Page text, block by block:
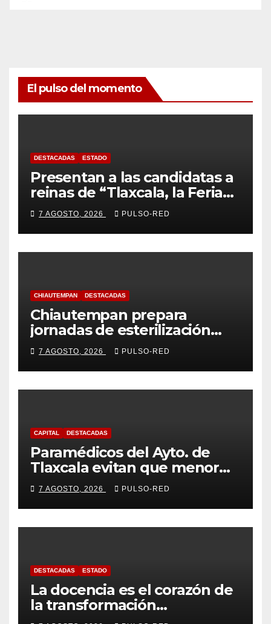
El pulso del momento
DESTACADAS ESTADO
Presentan a las candidatas a
reinas de “Tlaxcala, la Feria
de Ferias 2026: La Flor
Tlaxcalteca”
7 AGOSTO, 2026 PULSO-RED
CHIAUTEMPAN DESTACADAS
Chiautempan prepara
jornadas de esterilización
para perros y gatos
7 AGOSTO, 2026 PULSO-RED
CAPITAL DESTACADAS
Paramédicos del Ayto. de
Tlaxcala evitan que menor
sufra complicaciones por
hipotermia tras caer en una
cisterna
7 AGOSTO, 2026 PULSO-RED
DESTACADAS ESTADO
La docencia es el corazón de
la transformación
universitaria: Rector de la